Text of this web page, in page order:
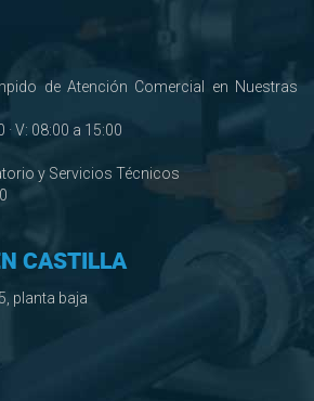
de Atención Comercial en Nuestras
· V: 08:00 a 15:00
y Servicios Técnicos
CASTILLA
planta baja